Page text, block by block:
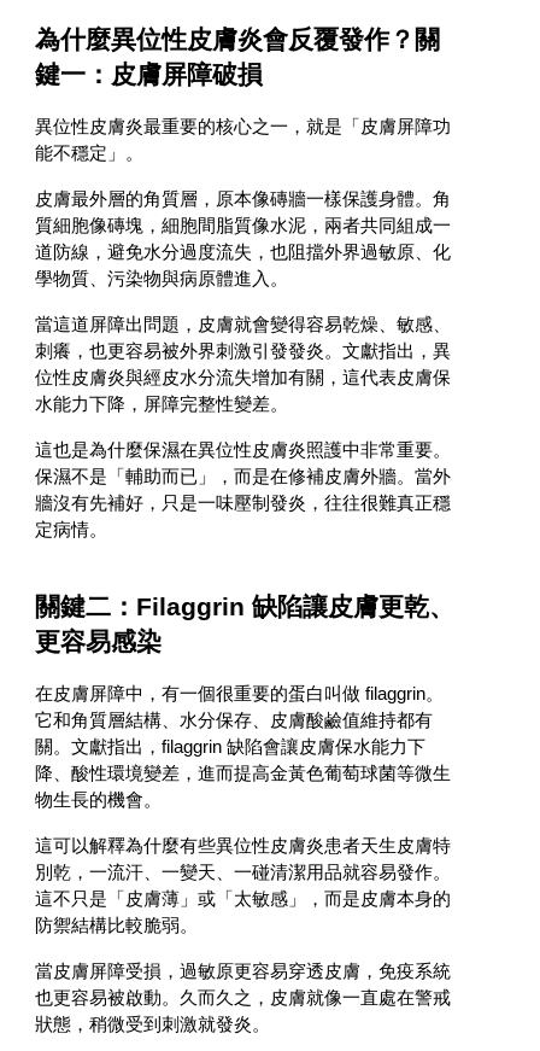
為什麼異位性皮膚炎會反覆發作？關
鍵一：皮膚屏障破損
異位性皮膚炎最重要的核心之一，就是「皮膚屏障功
能不穩定」。
皮膚最外層的角質層，原本像磚牆一樣保護身體。角
質細胞像磚塊，細胞間脂質像水泥，兩者共同組成一
道防線，避免水分過度流失，也阻擋外界過敏原、化
學物質、污染物與病原體進入。
當這道屏障出問題，皮膚就會變得容易乾燥、敏感、
刺癢，也更容易被外界刺激引發發炎。文獻指出，異
位性皮膚炎與經皮水分流失增加有關，這代表皮膚保
水能力下降，屏障完整性變差。
這也是為什麼保濕在異位性皮膚炎照護中非常重要。
保濕不是「輔助而已」，而是在修補皮膚外牆。當外
牆沒有先補好，只是一味壓制發炎，往往很難真正穩
定病情。
關鍵二：Filaggrin 缺陷讓皮膚更乾、
更容易感染
在皮膚屏障中，有一個很重要的蛋白叫做 filaggrin。
它和角質層結構、水分保存、皮膚酸鹼值維持都有
關。文獻指出，filaggrin 缺陷會讓皮膚保水能力下
降、酸性環境變差，進而提高金黃色葡萄球菌等微生
物生長的機會。
這可以解釋為什麼有些異位性皮膚炎患者天生皮膚特
別乾，一流汗、一變天、一碰清潔用品就容易發作。
這不只是「皮膚薄」或「太敏感」，而是皮膚本身的
防禦結構比較脆弱。
當皮膚屏障受損，過敏原更容易穿透皮膚，免疫系統
也更容易被啟動。久而久之，皮膚就像一直處在警戒
狀態，稍微受到刺激就發炎。